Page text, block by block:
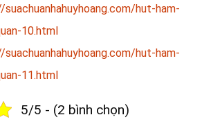
hut-ham-
10.html
hut-ham-
11.html
5/5 - (2 bình chọn)